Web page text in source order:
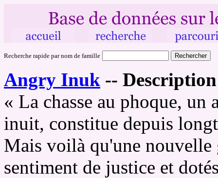
Recherche rapide par nom de famille
Angry Inuk --
« La chasse au phoque,
inuit, constitue depuis
Mais voilà qu'une
sentiment de justice et